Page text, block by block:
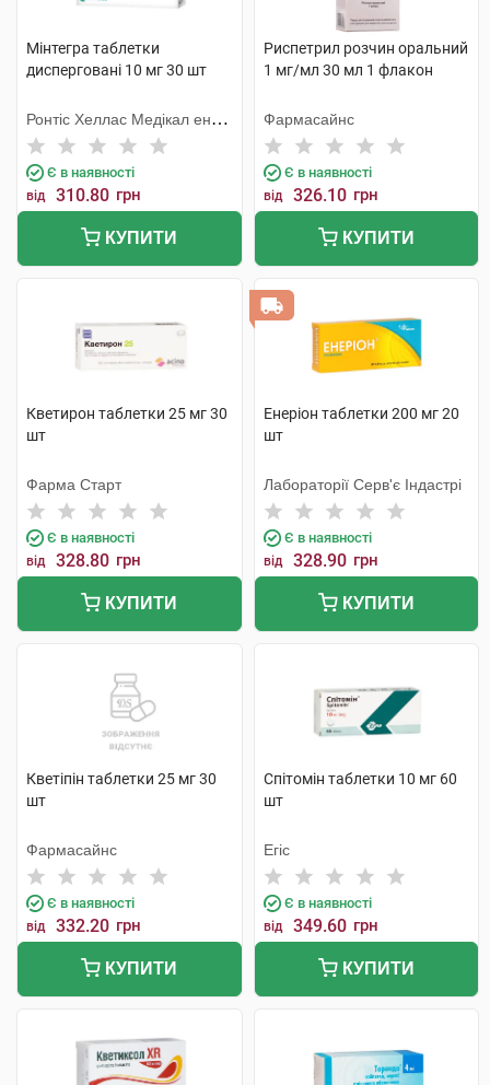
Мінтегра таблетки
дисперговані 10 мг 30 шт
Ронтіс Хеллас Медікал енд
Фармасьютікал Продактс
С.А.
Є в наявності
від 310.80 грн
КУПИТИ
Риспетрил розчин оральний
1 мг/мл 30 мл 1 флакон
Фармасайнс
Є в наявності
від 326.10 грн
КУПИТИ
Кветирон таблетки 25 мг 30
шт
Фарма Старт
Є в наявності
від 328.80 грн
КУПИТИ
Енеріон таблетки 200 мг 20
шт
Лабораторії Серв'є Індастрі
Є в наявності
від 328.90 грн
КУПИТИ
Кветіпін таблетки 25 мг 30
шт
Фармасайнс
Є в наявності
від 332.20 грн
КУПИТИ
Спітомін таблетки 10 мг 60
шт
Егіс
Є в наявності
від 349.60 грн
КУПИТИ